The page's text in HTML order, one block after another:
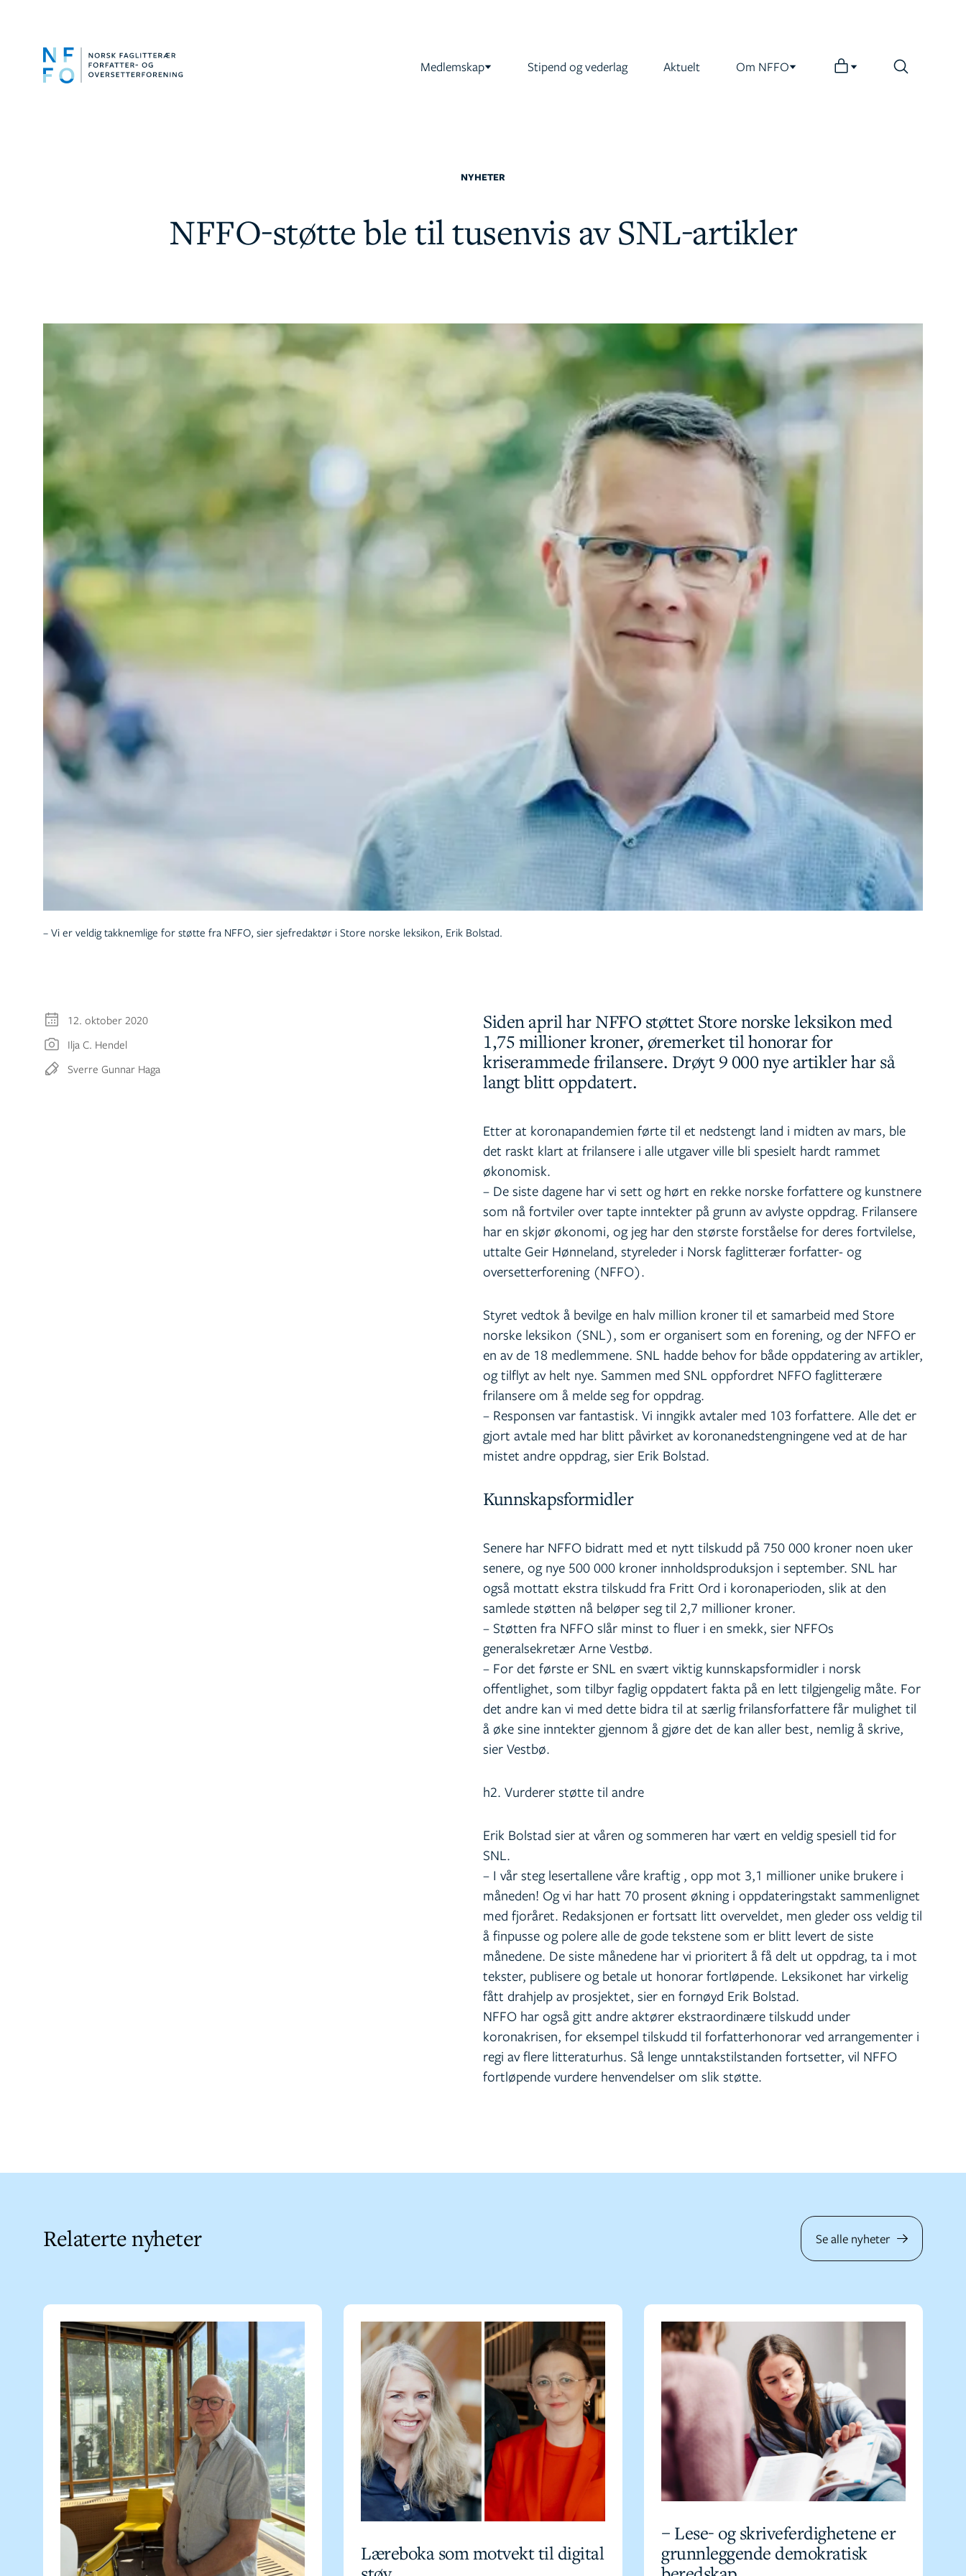
Medlemskap Stipend og vederlag Aktuelt Om NFFO
NYHETER
NFFO-støtte ble til tusenvis av SNL-artikler
– Vi er veldig takknemlige for støtte fra NFFO, sier sjefredaktør i Store norske leksikon, Erik Bolstad.
12. oktober 2020
Ilja C. Hendel
Sverre Gunnar Haga
Siden april har NFFO støttet Store norske leksikon med
1,75 millioner kroner, øremerket til honorar for
kriserammede frilansere. Drøyt 9 000 nye artikler har så
langt blitt oppdatert.
Etter at koronapandemien førte til et nedstengt land i midten av mars, ble
det raskt klart at frilansere i alle utgaver ville bli spesielt hardt rammet
økonomisk.
– De siste dagene har vi sett og hørt en rekke norske forfattere og kunstnere
som nå fortviler over tapte inntekter på grunn av avlyste oppdrag. Frilansere
har en skjør økonomi, og jeg har den største forståelse for deres fortvilelse,
uttalte Geir Hønneland, styreleder i Norsk faglitterær forfatter- og
oversetterforening (NFFO).
Styret vedtok å bevilge en halv million kroner til et samarbeid med Store
norske leksikon (SNL), som er organisert som en forening, og der NFFO er
en av de 18 medlemmene. SNL hadde behov for både oppdatering av artikler,
og tilflyt av helt nye. Sammen med SNL oppfordret NFFO faglitterære
frilansere om å melde seg for oppdrag.
– Responsen var fantastisk. Vi inngikk avtaler med 103 forfattere. Alle det er
gjort avtale med har blitt påvirket av koronanedstengningene ved at de har
mistet andre oppdrag, sier Erik Bolstad.
Kunnskapsformidler
Senere har NFFO bidratt med et nytt tilskudd på 750 000 kroner noen uker
senere, og nye 500 000 kroner innholdsproduksjon i september. SNL har
også mottatt ekstra tilskudd fra Fritt Ord i koronaperioden, slik at den
samlede støtten nå beløper seg til 2,7 millioner kroner.
– Støtten fra NFFO slår minst to fluer i en smekk, sier NFFOs
generalsekretær Arne Vestbø.
– For det første er SNL en svært viktig kunnskapsformidler i norsk
offentlighet, som tilbyr faglig oppdatert fakta på en lett tilgjengelig måte. For
det andre kan vi med dette bidra til at særlig frilansforfattere får mulighet til
å øke sine inntekter gjennom å gjøre det de kan aller best, nemlig å skrive,
sier Vestbø.
h2. Vurderer støtte til andre
Erik Bolstad sier at våren og sommeren har vært en veldig spesiell tid for
SNL.
– I vår steg lesertallene våre kraftig , opp mot 3,1 millioner unike brukere i
måneden! Og vi har hatt 70 prosent økning i oppdateringstakt sammenlignet
med fjoråret. Redaksjonen er fortsatt litt overveldet, men gleder oss veldig til
å finpusse og polere alle de gode tekstene som er blitt levert de siste
månedene. De siste månedene har vi prioritert å få delt ut oppdrag, ta i mot
tekster, publisere og betale ut honorar fortløpende. Leksikonet har virkelig
fått drahjelp av prosjektet, sier en fornøyd Erik Bolstad.
NFFO har også gitt andre aktører ekstraordinære tilskudd under
koronakrisen, for eksempel tilskudd til forfatterhonorar ved arrangementer i
regi av flere litteraturhus. Så lenge unntakstilstanden fortsetter, vil NFFO
fortløpende vurdere henvendelser om slik støtte.
Relaterte nyheter Se alle nyheter
Læreboka som motvekt til digital
– Lese- og skriveferdighetene er
grunnleggende demokratisk